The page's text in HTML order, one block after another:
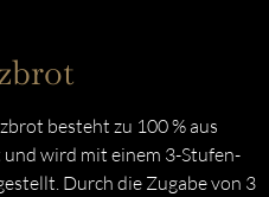
besteht zu 100 % aus
und wird mit einem 3-Stufen-
Durch die Zugabe von 3